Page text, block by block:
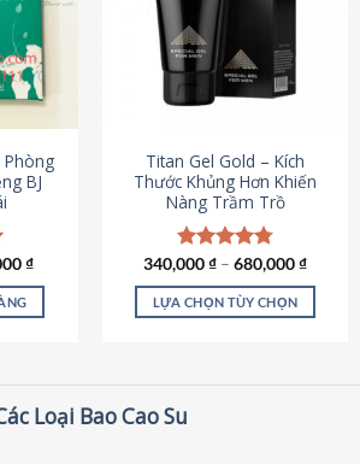
tùy
chọn
có
chọn
trên
trang
sản
phẩm
Phòng
BJ
₫.
₫Giá
tại
Titan Gel Gold – Kích
Thước Khủng Hơn Khiến
Nàng Trầm Trồ
Được xếp
hạng4.79
5 sao
340,000₫ – 680,000₫
LỰA CHỌN TÙY CHỌN
Loại Bao Cao Su